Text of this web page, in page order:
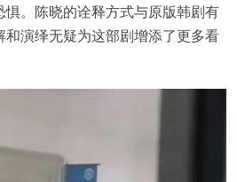
。陈晓的诠释方式与原版韩剧有
演绎无疑为这部剧增添了更多看